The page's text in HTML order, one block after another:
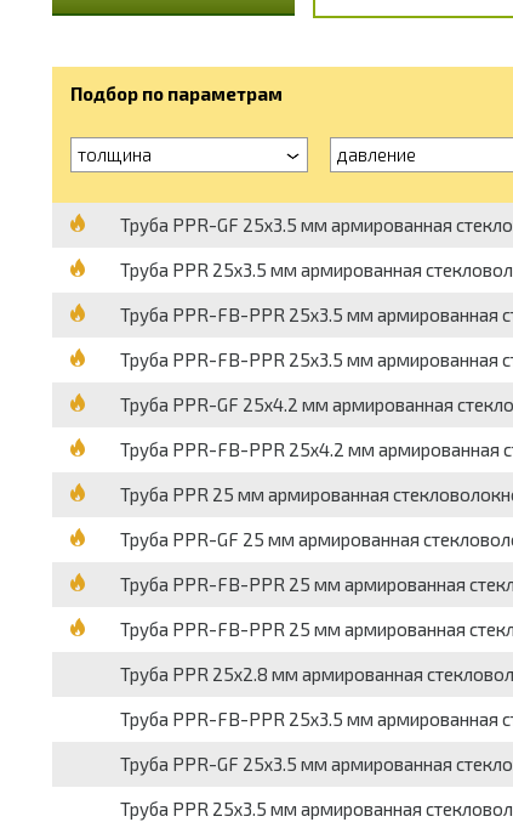
Подбор по параметрам
толщина давление
Труба PPR-GF 25х3.5 мм армированная
Труба PPR 25х3.5 мм армированная
Труба PPR-FB-PPR 25х3.5 мм армированная
Труба PPR-FB-PPR 25х3.5 мм армированная
Труба PPR-GF 25х4.2 мм армированная
Труба PPR-FB-PPR 25х4.2 мм армированная
Труба PPR 25 мм армированная
Труба PPR-GF 25 мм армированная
Труба PPR-FB-PPR 25 мм армированная
Труба PPR-FB-PPR 25 мм армированная
Труба PPR 25х2.8 мм армированная
Труба PPR-FB-PPR 25х3.5 мм армированная
Труба PPR-GF 25х3.5 мм армированная
Труба PPR 25х3.5 мм армированная